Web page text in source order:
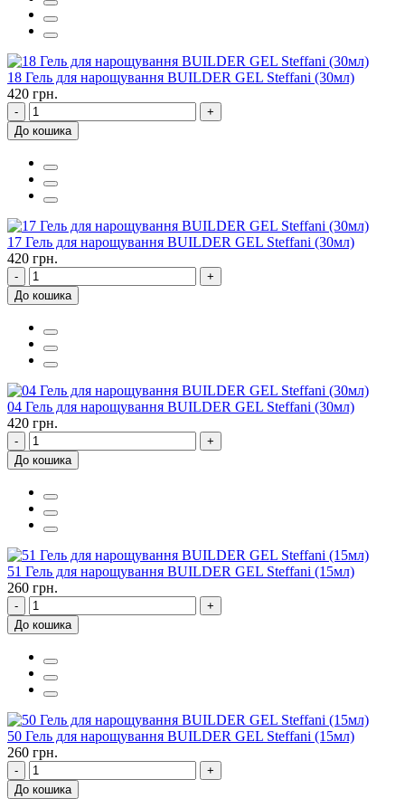
18 Гель для нарощування BUILDER GEL Steffani (30мл)
420 грн.
-
+
До кошика
17 Гель для нарощування BUILDER GEL Steffani (30мл)
420 грн.
-
+
До кошика
04 Гель для нарощування BUILDER GEL Steffani (30мл)
420 грн.
-
+
До кошика
51 Гель для нарощування BUILDER GEL Steffani (15мл)
260 грн.
-
+
До кошика
50 Гель для нарощування BUILDER GEL Steffani (15мл)
260 грн.
-
+
До кошика